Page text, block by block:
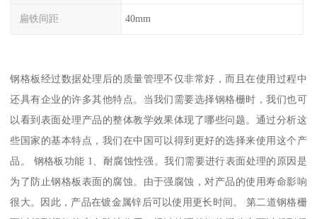
扁铁间距 40mm
钢格板经过数据处理后的质量管理不仅非常好，而且在使用过程中
还具有企业的许多其他特点。当我们需要选择钢格栅时，我们也可
以看到表面处理产品的整体教学效果体现了哪些问题。通过分析这
些国家的基本特点，我们在中国可以得到更好的选择来使用这个产
品。 钢格板功能 1、耐腐蚀性强。我们需要进行表面处理的原因是
为了防止钢格板表面的腐蚀。由于强腐蚀，对产品的使用寿命影响
很大。因此，产品在镀金属锌后可以使用更长时间。 第二道钢格栅